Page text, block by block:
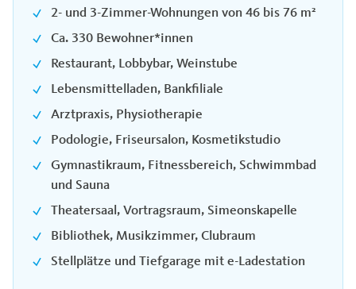
2- und 3-Zimmer-Wohnungen von 46 bis 76 m²
Ca. 330 Bewohner*innen
Restaurant, Lobbybar, Weinstube
Lebensmittelladen, Bankfiliale
Arztpraxis, Physiotherapie
Podologie, Friseursalon, Kosmetikstudio
Gymnastikraum, Fitnessbereich, Schwimmbad
und Sauna
Theatersaal, Vortragsraum, Simeonskapelle
Bibliothek, Musikzimmer, Clubraum
Stellplätze und Tiefgarage mit e-Ladestation